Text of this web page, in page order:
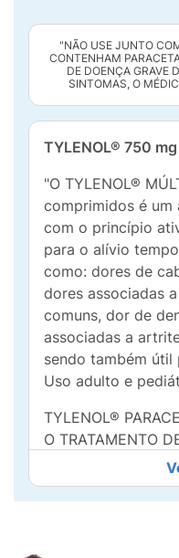
"NÃO USE JUNTO
CONTENHAM
DE DOENÇA GRAVE
SINTOMAS, O
TYLENOL® 750
"O TYLENOL®
comprimidos é um
com o princípio
para o alívio
como: dores de
dores associadas
comuns, dor de
associadas a
sendo também útil
Uso adulto e
TYLENOL®
O TRATAMENTO
ADVERTÊNCIAS:
JUNTO COM
CONTENHAM